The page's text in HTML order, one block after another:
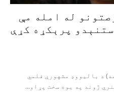
له امله مې
پرېکړه کړې
تاند (سې شنبه، د زمري/ اسد ۱۳ مه) د بالیووډ مشهورې فلمي
ژوند په یوه سخت پړاو...